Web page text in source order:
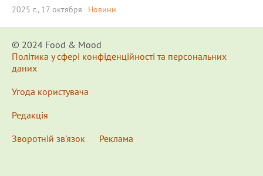
2025 г., 17 октября Новини
© 2024 Food & Мood
Політика у сфері конфіденційності та персональних
даних
Угода користувача
Редакція
Зворотній зв'язок
Реклама